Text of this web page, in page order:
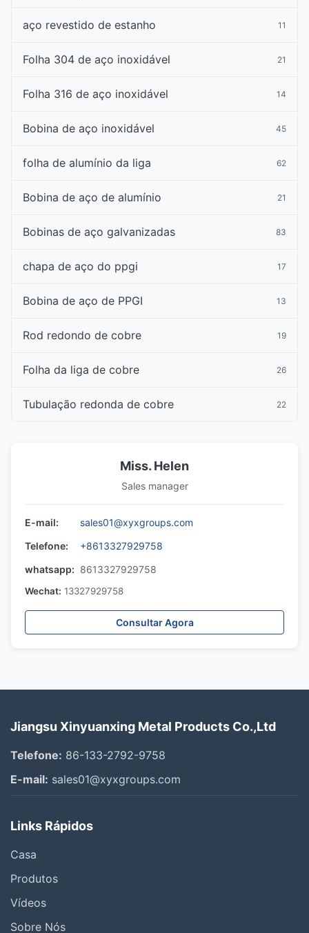
aço revestido de estanho 11
Folha 304 de aço inoxidável 21
Folha 316 de aço inoxidável 14
Bobina de aço inoxidável 45
folha de alumínio da liga 62
Bobina de aço de alumínio 21
Bobinas de aço galvanizadas 83
chapa de aço do ppgi 17
Bobina de aço de PPGI 13
Rod redondo de cobre 19
Folha da liga de cobre 26
Tubulação redonda de cobre 22
Miss. Helen
Sales manager
E-mail:
sales01@xyxgroups.com
Telefone:
+8613327929758
whatsapp: 8613327929758
Wechat: 13327929758
Consultar Agora
Jiangsu Xinyuanxing Metal Products Co.,Ltd
Telefone: 86-133-2792-9758
E-mail: sales01@xyxgroups.com
Links Rápidos
Casa
Produtos
Vídeos
Sobre Nós